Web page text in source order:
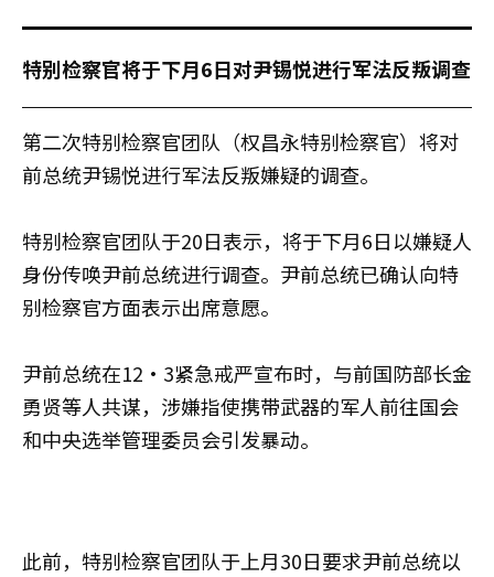
特别检察官将于下月6日对尹锡悦进行军法反叛调查
第二次特别检察官团队（权昌永特别检察官）将对
前总统尹锡悦进行军法反叛嫌疑的调查。
特别检察官团队于20日表示，将于下月6日以嫌疑人
身份传唤尹前总统进行调查。尹前总统已确认向特
别检察官方面表示出席意愿。
尹前总统在12·3紧急戒严宣布时，与前国防部长金
勇贤等人共谋，涉嫌指使携带武器的军人前往国会
和中央选举管理委员会引发暴动。
此前，特别检察官团队于上月30日要求尹前总统以